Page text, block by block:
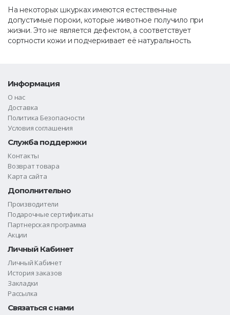
На некоторых шкурках имеются естественные
допустимые пороки, которые животное получило при
жизни. Это не является дефектом, а соответствует
сортности кожи и подчеркивает её натуральность.
Информация
О нас
Доставка
Политика Безопасности
Условия соглашения
Служба поддержки
Контакты
Возврат товара
Карта сайта
Дополнительно
Производители
Подарочные сертификаты
Партнерская программа
Акции
Личный Кабинет
Личный Кабинет
История заказов
Закладки
Рассылка
Связаться с нами